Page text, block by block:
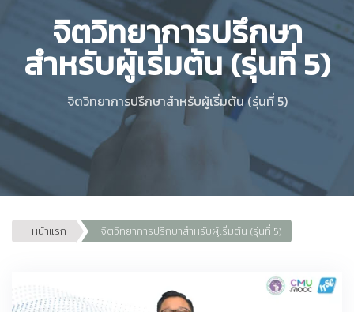
จิตวิทยาการปรึกษา
สำหรับผู้เริ่มต้น (รุ่นที่ 5)
จิตวิทยาการปรึกษาสำหรับผู้เริ่มต้น (รุ่นที่ 5)
หน้าแรก จิตวิทยาการปรึกษาสำหรับผู้เริ่มต้น (รุ่นที่ 5)